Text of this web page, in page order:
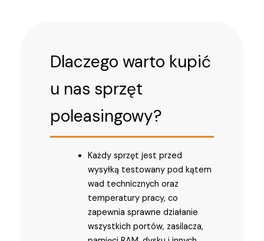
Dlaczego warto kupić
u nas sprzęt
poleasingowy?
Każdy sprzęt jest przed
wysyłką testowany pod kątem
wad technicznych oraz
temperatury pracy, co
zapewnia sprawne działanie
wszystkich portów, zasilacza,